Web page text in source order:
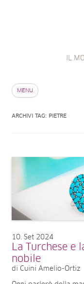
IL
MENU
ARCHIVI TAG: PIETRE
10 Set 2024
La Turchese e
nobile
di Cuini Amelio-Ortiz